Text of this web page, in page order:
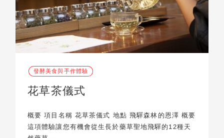
發酵美食與手作體驗
花草茶儀式
概要 項目名稱 花草茶儀式 地點 飛驒森林的恩澤 概要
這項體驗讓您有機會從生長於藥草聖地飛驒的12種天